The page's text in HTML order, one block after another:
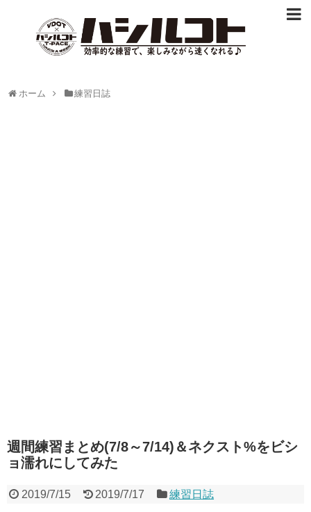
ホーム 練習日誌
週間練習まとめ(7/8～7/14)＆ネクスト%をビシ
ョ濡れにしてみた
2019/7/15 2019/7/17 練習日誌